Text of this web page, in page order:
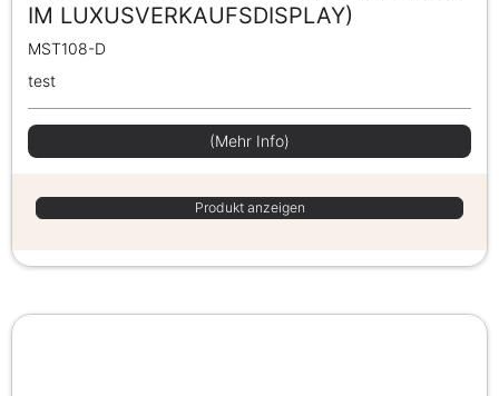
IM LUXUSVERKAUFSDISPLAY)
MST108-D
test
(Mehr Info)
Produkt anzeigen